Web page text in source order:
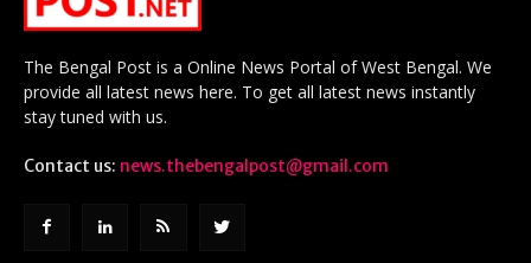
The Bengal Post is a Online News Portal of West Bengal. We
provide all latest news here. To get all latest news instantly
stay tuned with us.
Contact us: news.thebengalpost@gmail.com